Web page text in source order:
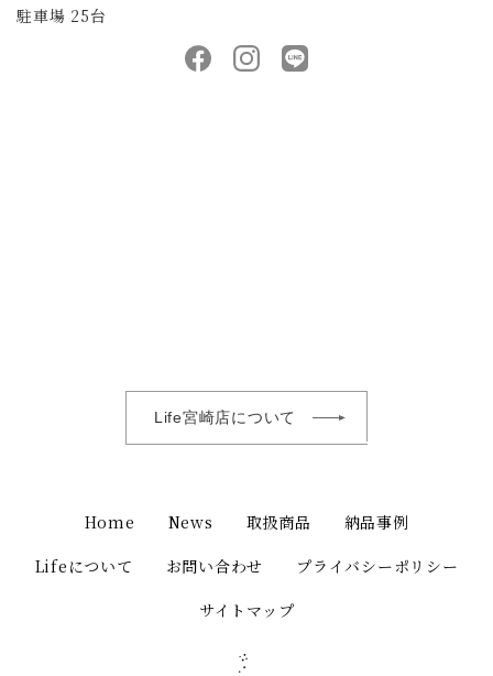
駐車場 25台
Life宮崎店について
Home News 取扱商品
納品事例
Lifeについて
お問い合わせ
プライバシーポリシー
サイトマップ